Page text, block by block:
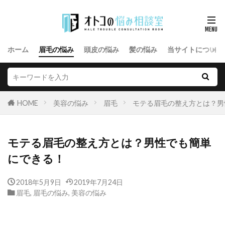
ホーム 眉毛の悩み 頭皮の悩み 髪の悩み 当サイトについて
HOME 美容の悩み 眉毛 モテる眉毛の整え方とは？
モテる眉毛の整え方とは？男性でも簡単
にできる！
2018年5月9日
2019年7月24日
眉毛, 眉毛の悩み, 美容の悩み